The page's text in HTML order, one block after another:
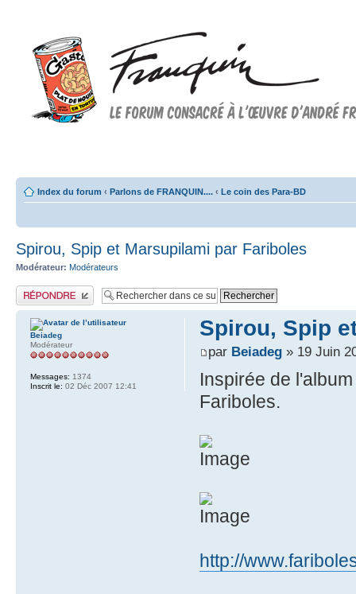
Index du forum ‹ Parlons de FRANQUIN.... ‹ Le coin des Para-BD
Spirou, Spip et Marsupilami par Fariboles
Modérateur: Modérateurs
Publier une réponse
Spirou, Spip
par Beiadeg» 19 Juin
Inspirée de
Fariboles.
http://
Beiadeg
Modérateur
Messages: 1374
Inscrit le: 02 Déc 2007 12:41